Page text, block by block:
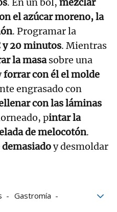
. En un bol, mezclar
el azúcar moreno, la
. Programar la
y 20 minutos. Mientras
la masasobre una
forrar con él el molde
engrasado con
con las láminas
pintar la
de melocotón.
demasiadoy desmoldar
Gastromía